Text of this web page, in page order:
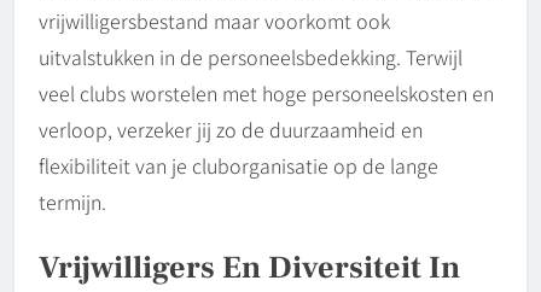
vrijwilligersbestand maar voorkomt ook
uitvalstukken in de personeelsbedekking. Terwijl
veel clubs worstelen met hoge personeelskosten en
verloop, verzeker jij zo de duurzaamheid en
flexibiliteit van je cluborganisatie op de lange
termijn.
Vrijwilligers En Diversiteit In